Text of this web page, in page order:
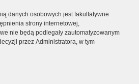
danych osobowych jest fakultatywne
strony internetowej,
nie będą podlegały zautomatyzowanym
przez Administratora, w tym